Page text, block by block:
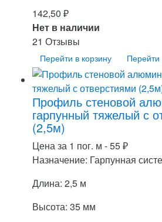
142,50 ₽
Нет в наличии
21 Отзывы
Перейти в корзину Перейти
Профиль стеновой
гарпунный тяжелый с
(2,5м)
Цена за 1 пог. м -55₽
Назначение: Гарпунная
Длина: 2,5 м
Высота: 35 мм